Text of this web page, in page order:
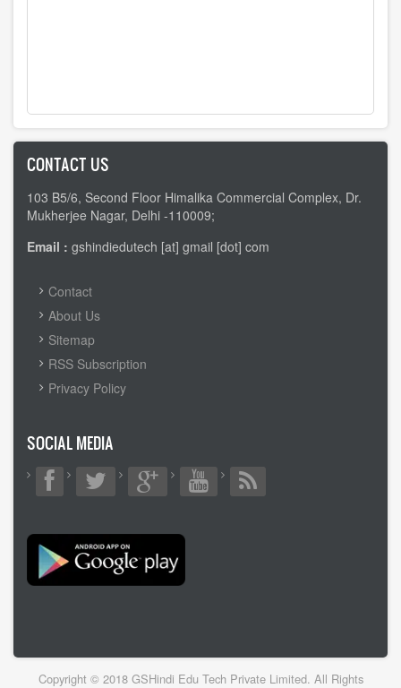
CONTACT US
103 B5/6, Second Floor Himalika Commercial Complex, Dr.
Mukherjee Nagar, Delhi -110009;
Email : gshindiedutech [at] gmail [dot] com
FOOTER
MENU
Contact
About Us
Sitemap
RSS Subscription
Privacy Policy
SOCIAL MEDIA
Copyright © 2018 GSHindi Edu Tech Private Limited. All Rights